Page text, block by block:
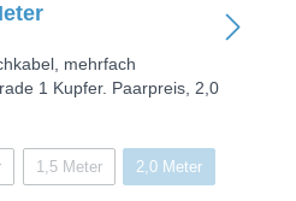
mehrfach
1 Kupfer. Paarpreis, 2,0
1,5 Meter 2,0 Meter